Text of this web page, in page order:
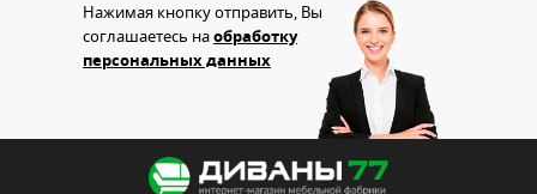
Нажимая кнопку отправить, Вы
соглашаетесь наобработку
персональных данных